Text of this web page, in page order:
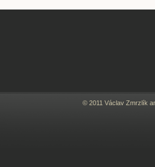
© 2011 Václav Zmrzlík